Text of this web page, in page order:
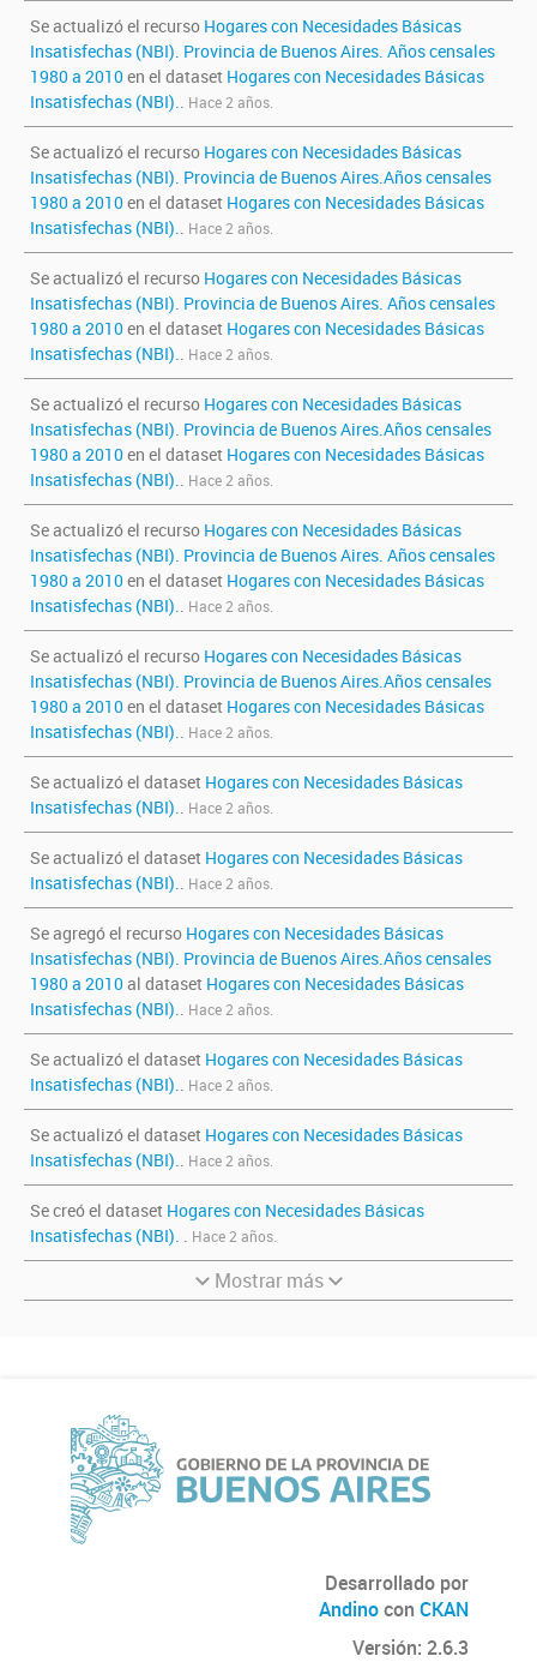
Se actualizó el recurso Hogares con Necesidades Básicas
Insatisfechas (NBI). Provincia de Buenos Aires. Años censales
1980 a 2010en el dataset Hogares con Necesidades Básicas
Insatisfechas (NBI).. Hace 2 años.
Se actualizó el recurso Hogares con Necesidades Básicas
Insatisfechas (NBI). Provincia de Buenos Aires.Años censales
1980 a 2010en el dataset Hogares con Necesidades Básicas
Insatisfechas (NBI).. Hace 2 años.
Se actualizó el recurso Hogares con Necesidades Básicas
Insatisfechas (NBI). Provincia de Buenos Aires. Años censales
1980 a 2010en el dataset Hogares con Necesidades Básicas
Insatisfechas (NBI).. Hace 2 años.
Se actualizó el recurso Hogares con Necesidades Básicas
Insatisfechas (NBI). Provincia de Buenos Aires.Años censales
1980 a 2010en el dataset Hogares con Necesidades Básicas
Insatisfechas (NBI).. Hace 2 años.
Se actualizó el recurso Hogares con Necesidades Básicas
Insatisfechas (NBI). Provincia de Buenos Aires. Años censales
1980 a 2010en el dataset Hogares con Necesidades Básicas
Insatisfechas (NBI).. Hace 2 años.
Se actualizó el recurso Hogares con Necesidades Básicas
Insatisfechas (NBI). Provincia de Buenos Aires.Años censales
1980 a 2010en el dataset Hogares con Necesidades Básicas
Insatisfechas (NBI).. Hace 2 años.
Se actualizó el dataset Hogares con Necesidades Básicas
Insatisfechas (NBI).. Hace 2 años.
Se actualizó el dataset Hogares con Necesidades Básicas
Insatisfechas (NBI).. Hace 2 años.
Se agregó el recurso Hogares con Necesidades Básicas
Insatisfechas (NBI). Provincia de Buenos Aires.Años censales
1980 a 2010al dataset Hogares con Necesidades Básicas
Insatisfechas (NBI).. Hace 2 años.
Se actualizó el dataset Hogares con Necesidades Básicas
Insatisfechas (NBI).. Hace 2 años.
Se actualizó el dataset Hogares con Necesidades Básicas
Insatisfechas (NBI).. Hace 2 años.
Se creó el dataset Hogares con Necesidades Básicas
Insatisfechas (NBI). . Hace 2 años.
Mostrar más
Desarrollado por
Andinocon CKAN
Versión: 2.6.3